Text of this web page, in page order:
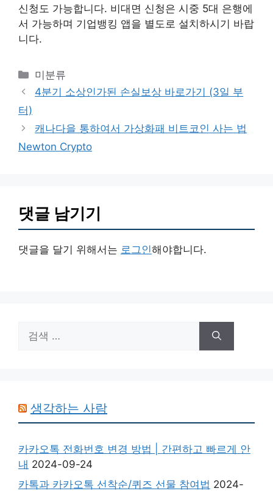
신청도 가능합니다. 비대면 신청은 시중 5대 은행에
서 가능하며 기업뱅킹 앱을 별도로 설치하시기 바랍
니다.
카
테
미분류
4분기 소상인가된 손실보상 바로가기 (3일 부
터)
캐나다을 통하여서 가상화패 비트코인 사는 법
Newton Crypto
댓글 남기기
댓글을 달기 위해서는 로그인해야합니다.
색:
생각하는 사람
카카오톡 전화번호 변경 방법 | 간편하고 빠르게 안
내 2024-09-24
카톡과 카카오톡 선착순/퀴즈 선물 참여법 2024-